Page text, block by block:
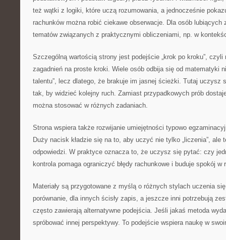
też wątki z logiki, które uczą rozumowania, a jednocześnie
rachunków można robić ciekawe obserwacje. Dla osób lubiących
tematów związanych z praktycznymi obliczeniami, np. w
Szczególną wartością strony jest podejście „krok po kroku”,
zagadnień na proste kroki. Wiele osób odbija się od matematyki
talentu”, lecz dlatego, że brakuje im jasnej ścieżki. Tutaj uczysz
tak, by widzieć kolejny ruch. Zamiast przypadkowych prób
można stosować w różnych zadaniach.
Strona wspiera także rozwijanie umiejętności typowo
Duży nacisk kładzie się na to, aby uczyć nie tylko „liczenia”, ale
odpowiedzi. W praktyce oznacza to, że uczysz się pytać: czy
kontrola pomaga ograniczyć błędy rachunkowe i buduje spokój w
Materiały są przygotowane z myślą o różnych stylach uczenia
porównanie, dla innych ścisły zapis, a jeszcze inni potrzebują
często zawierają alternatywne podejścia. Jeśli jakaś metoda
spróbować innej perspektywy. To podejście wspiera naukę w